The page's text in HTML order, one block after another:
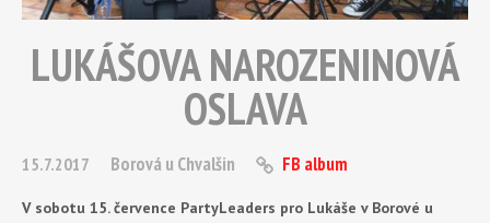
LUKÁŠOVA NAROZENINOVÁ
OSLAVA
15.7.2017 Borová u Chvalšin FB album
V sobotu 15. července PartyLeaders pro Lukáše v Borové u